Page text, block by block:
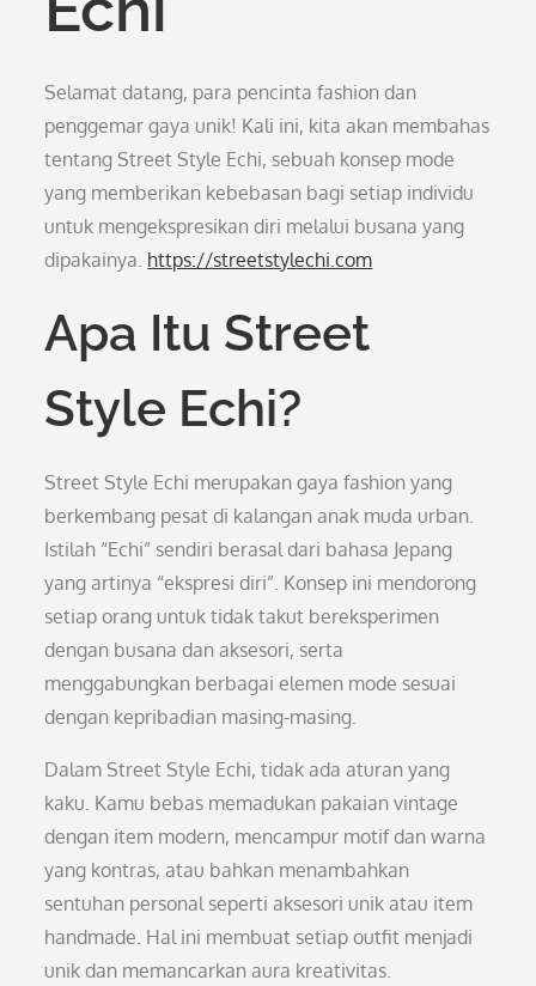
Selamat datang, para pencinta fashion dan
penggemar gaya unik! Kali ini, kita akan membahas
tentang Street Style Echi, sebuah konsep mode
yang memberikan kebebasan bagi setiap individu
untuk mengekspresikan diri melalui busana yang
dipakainya. https://streetstylechi.com
Apa Itu Street
Style Echi?
Street Style Echi merupakan gaya fashion yang
berkembang pesat di kalangan anak muda urban.
Istilah “Echi” sendiri berasal dari bahasa Jepang
yang artinya “ekspresi diri”. Konsep ini mendorong
setiap orang untuk tidak takut bereksperimen
dengan busana dan aksesori, serta
menggabungkan berbagai elemen mode sesuai
dengan kepribadian masing-masing.
Dalam Street Style Echi, tidak ada aturan yang
kaku. Kamu bebas memadukan pakaian vintage
dengan item modern, mencampur motif dan warna
yang kontras, atau bahkan menambahkan
sentuhan personal seperti aksesori unik atau item
handmade. Hal ini membuat setiap outfit menjadi
unik dan memancarkan aura kreativitas.